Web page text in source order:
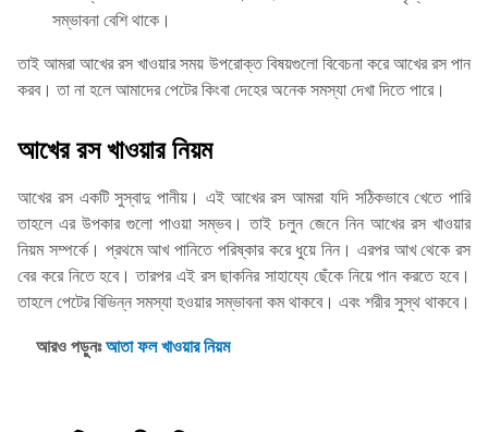
সম্ভাবনা বেশি থাকে।
তাই আমরা আখের রস খাওয়ার সময় উপরোক্ত বিষয়গুলো বিবেচনা করে আখের রস পান
করব। তা না হলে আমাদের পেটের কিংবা দেহের অনেক সমস্যা দেখা দিতে পারে।
আখের রস খাওয়ার নিয়ম
আখের রস একটি সুস্বাদু পানীয়। এই আখের রস আমরা যদি সঠিকভাবে খেতে পারি
তাহলে এর উপকার গুলো পাওয়া সম্ভব। তাই চলুন জেনে নিন আখের রস খাওয়ার
নিয়ম সম্পর্কে। প্রথমে আখ পানিতে পরিষ্কার করে ধুয়ে নিন। এরপর আখ থেকে রস
বের করে নিতে হবে। তারপর এই রস ছাকনির সাহায্যে ছেঁকে নিয়ে পান করতে হবে।
তাহলে পেটের বিভিন্ন সমস্যা হওয়ার সম্ভাবনা কম থাকবে। এবং শরীর সুস্থ থাকবে।
আরও পড়ুনঃআতা ফল খাওয়ার নিয়ম